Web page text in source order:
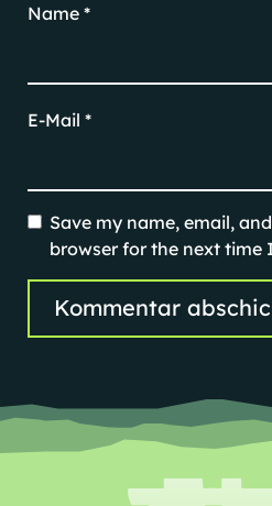
Name *
E-Mail *
Save my name, email,
browser for the next time